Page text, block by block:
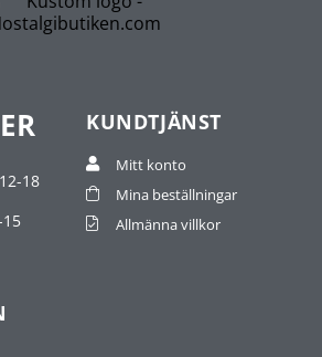
18
KUNDTJÄNST
Mitt konto
Mina beställningar
Allmänna villkor